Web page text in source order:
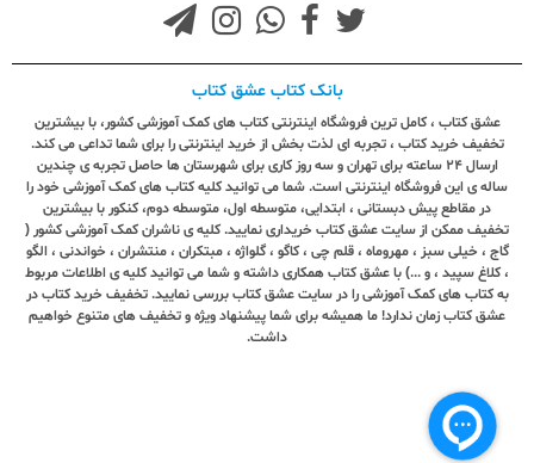
بانک کتاب عشق کتاب
عشق کتاب ، کامل ترین فروشگاه اینترنتی کتاب های کمک آموزشی کشور، با بیشترین
تخفیف خرید کتاب ، تجربه ای لذت بخش از خرید اینترنتی را برای شما تداعی می کند.
ارسال ٢٤ ساعته برای تهران و سه روز کاری برای شهرستان ها حاصل تجربه ی چندین
ساله ی این فروشگاه اینترنتی است. شما می توانید کلیه کتاب های کمک آموزشی خود را
در مقاطع پیش دبستانی ، ابتدایی، متوسطه اول، متوسطه دوم، کنکور با بیشترین
تخفیف ممکن از سایت عشق کتاب خریداری نمایید. کلیه ی ناشران کمک آموزشی کشور (
گاج ، خیلی سبز ، مهروماه ، قلم چی ، کاگو ، گلواژه ، مبتکران ، منتشران ، خواندنی ، الگو
، کلاغ سپید ، و ...) با عشق کتاب همکاری داشته و شما می توانید کلیه ی اطلاعات مربوط
به کتاب های کمک آموزشی را در سایت عشق کتاب بررسی نمایید. تخفیف خرید کتاب در
عشق کتاب زمان ندارد! ما همیشه برای شما پیشنهاد ویژه و تخفیف های متنوع خواهیم
داشت.